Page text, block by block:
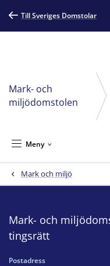
Till Sveriges Domstolar
Mark- och
miljödomstolen
Meny
Mark och miljö
Mark- och
tingsrätt
Postadress